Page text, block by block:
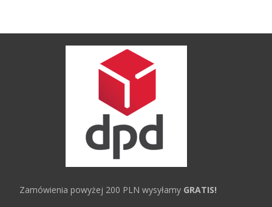
Zamówienia powyżej 200 PLN wysyłamy GRATIS!